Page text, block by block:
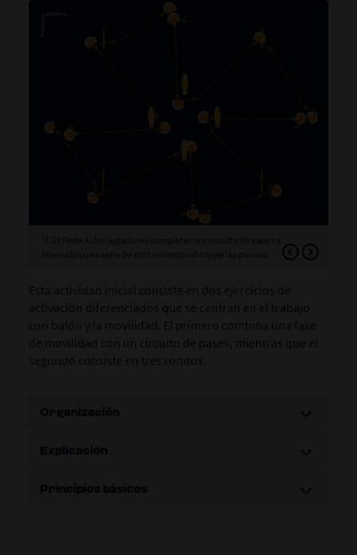
Esta actividad inicial consiste en dos ejercicios de
activación diferenciados que se centran en el trabajo
con balón y la movilidad. El primero combina una fase
de movilidad con un circuito de pases, mientras que el
segundo consiste en tres rondos.